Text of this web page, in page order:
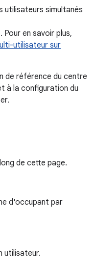
utilisateurs simultanés
Pour en savoir plus,
utilisateur sur
de référence du centre
à la configuration du
de cette page.
d'occupant par
utilisateur.